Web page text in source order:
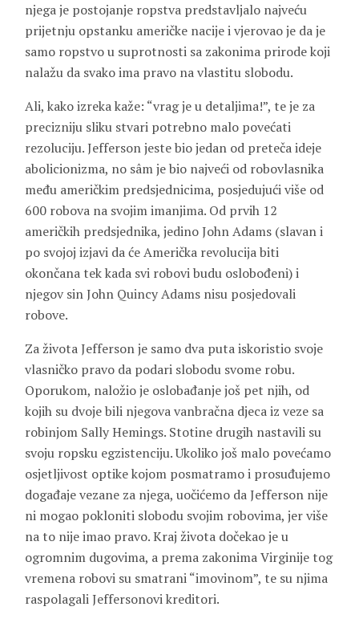
njega je postojanje ropstva predstavljalo najveću
prijetnju opstanku američke nacije i vjerovao je da je
samo ropstvo u suprotnosti sa zakonima prirode koji
nalažu da svako ima pravo na vlastitu slobodu.
Ali, kako izreka kaže: “vrag je u detaljima!”, te je za
precizniju sliku stvari potrebno malo povećati
rezoluciju. Jefferson jeste bio jedan od preteča ideje
abolicionizma, no sâm je bio najveći od robovlasnika
među američkim predsjednicima, posjedujući više od
600 robova na svojim imanjima. Od prvih 12
američkih predsjednika, jedino John Adams (slavan i
po svojoj izjavi da će Američka revolucija biti
okončana tek kada svi robovi budu oslobođeni) i
njegov sin John Quincy Adams nisu posjedovali
robove.
Za života Jefferson je samo dva puta iskoristio svoje
vlasničko pravo da podari slobodu svome robu.
Oporukom, naložio je oslobađanje još pet njih, od
kojih su dvoje bili njegova vanbračna djeca iz veze sa
robinjom Sally Hemings. Stotine drugih nastavili su
svoju ropsku egzistenciju. Ukoliko još malo povećamo
osjetljivost optike kojom posmatramo i prosuđujemo
događaje vezane za njega, uočićemo da Jefferson nije
ni mogao pokloniti slobodu svojim robovima, jer više
na to nije imao pravo. Kraj života dočekao je u
ogromnim dugovima, a prema zakonima Virginije tog
vremena robovi su smatrani “imovinom”, te su njima
raspolagali Jeffersonovi kreditori.